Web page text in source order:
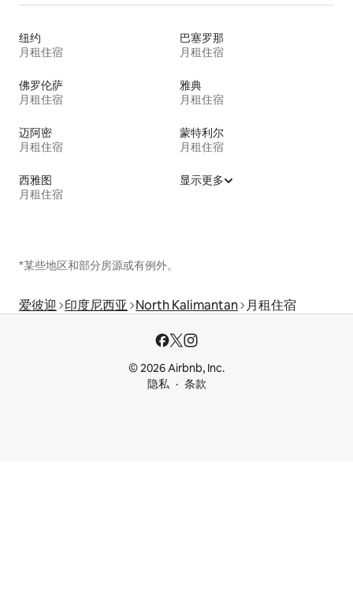
纽约
月租住宿
巴塞罗那
月租住宿
佛罗伦萨
月租住宿
雅典
月租住宿
迈阿密
月租住宿
蒙特利尔
月租住宿
西雅图
月租住宿
显示更多
*某些地区和部分房源或有例外。
爱彼迎 印度尼西亚 North Kalimantan 月租住宿
© 2026 Airbnb, Inc.
隐私
条款